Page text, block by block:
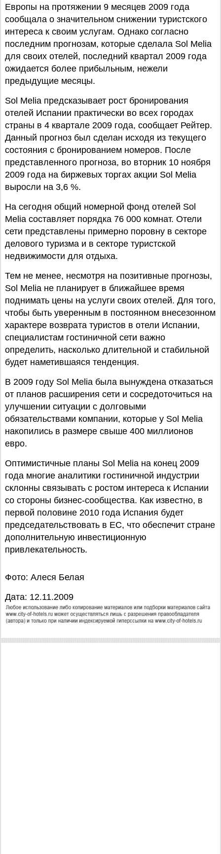
Европы на протяжении 9 месяцев 2009 года
сообщала о значительном снижении туристского
интереса к своим услугам. Однако согласно
последним прогнозам, которые сделала Sol Melia
для своих отелей, последний квартал 2009 года
ожидается более прибыльным, нежели
предыдущие месяцы.
Sol Melia предсказывает рост бронирования
отелей Испании практически во всех городах
страны в 4 квартале 2009 года, сообщает Рейтер.
Данный прогноз был сделан исходя из текущего
состояния с бронированием номеров. После
представленного прогноза, во вторник 10 ноября
2009 года на биржевых торгах акции Sol Melia
выросли на 3,6 %.
На сегодня общий номерной фонд отелей Sol
Melia составляет порядка 76 000 комнат. Отели
сети представлены примерно поровну в секторе
делового туризма и в секторе туристской
недвижимости для отдыха.
Тем не менее, несмотря на позитивные прогнозы,
Sol Melia не планирует в ближайшее время
поднимать цены на услуги своих отелей. Для того,
чтобы быть уверенным в постоянном внесезонном
характере возврата туристов в отели Испании,
специалистам гостиничной сети важно
определить, насколько длительной и стабильной
будет наметившаяся тенденция.
В 2009 году Sol Melia была вынуждена отказаться
от планов расширения сети и сосредоточиться на
улучшении ситуации с долговыми
обязательствами компании, которые у Sol Melia
накопились в размере свыше 400 миллионов
евро.
Оптимистичные планы Sol Melia на конец 2009
года многие аналитики гостиничной индустрии
склонны связывать с ростом интереса к Испании
со стороны бизнес-сообщества. Как известно, в
первой половине 2010 года Испания будет
председательствовать в ЕС, что обеспечит стране
дополнительную инвестиционную
привлекательность.
Фото: Алеся Белая
Дата: 12.11.2009